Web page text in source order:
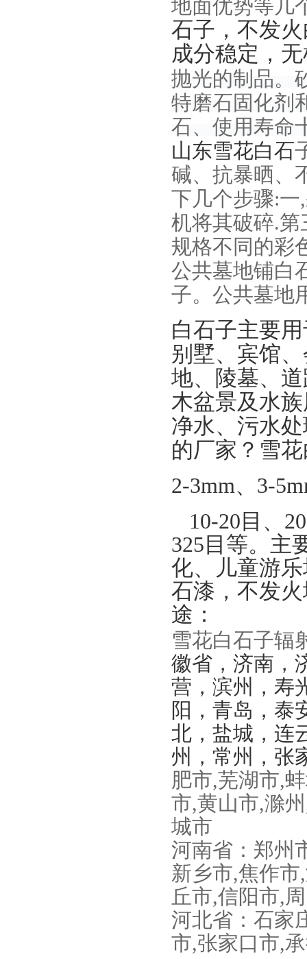
地面优势等几
石子，不发
成分稳定，
抛光的制品。
特磨石固化剂
石、使用寿命
山东雪花白石
碱、抗暴晒、
下几个步骤:
机将其破碎.
规格不同的彩
公共墓地铺白
子。 公共墓地
白石子主要
别墅、宾馆
地、陵墓、
木盆景及水
净水、污水
的厂家？雪
2-3mm、 3-
10-20目、
325目等。主
化、儿童游
石漆，不发
途：
雪花白石子辐
徽省，济南，
营，滨州，寿
阳，青岛，泰
北，盐城，连
州，常州，张
肥市,芜湖市,
市,黄山市,滁州
城市
河南省：郑州
新乡市,焦作市,
丘市,信阳市,
河北省：石家
市,张家口市,